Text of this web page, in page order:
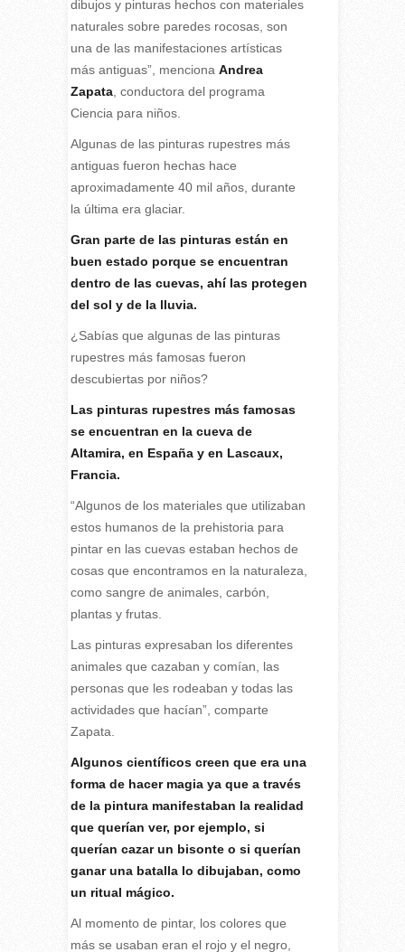
dibujos y pinturas hechos con materiales
naturales sobre paredes rocosas, son
una de las manifestaciones artísticas
más antiguas”, menciona Andrea
Zapata, conductora del programa
Ciencia para niños.
Algunas de las pinturas rupestres más
antiguas fueron hechas hace
aproximadamente 40 mil años, durante
la última era glaciar.
Gran parte de las pinturas están en
buen estado porque se encuentran
dentro de las cuevas, ahí las protegen
del sol y de la lluvia.
¿Sabías que algunas de las pinturas
rupestres más famosas fueron
descubiertas por niños?
Las pinturas rupestres más famosas
se encuentran en la cueva de
Altamira, en España y en Lascaux,
Francia.
“Algunos de los materiales que utilizaban
estos humanos de la prehistoria para
pintar en las cuevas estaban hechos de
cosas que encontramos en la naturaleza,
como sangre de animales, carbón,
plantas y frutas.
Las pinturas expresaban los diferentes
animales que cazaban y comían, las
personas que les rodeaban y todas las
actividades que hacían”, comparte
Zapata.
Algunos científicos creen que era una
forma de hacer magia ya que a través
de la pintura manifestaban la realidad
que querían ver, por ejemplo, si
querían cazar un bisonte o si querían
ganar una batalla lo dibujaban, como
un ritual mágico.
Al momento de pintar, los colores que
más se usaban eran el rojo y el negro,